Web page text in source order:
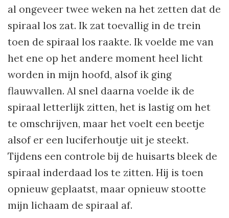
al ongeveer twee weken na het zetten dat de
spiraal los zat. Ik zat toevallig in de trein
toen de spiraal los raakte. Ik voelde me van
het ene op het andere moment heel licht
worden in mijn hoofd, alsof ik ging
flauwvallen. Al snel daarna voelde ik de
spiraal letterlijk zitten, het is lastig om het
te omschrijven, maar het voelt een beetje
alsof er een luciferhoutje uit je steekt.
Tijdens een controle bij de huisarts bleek de
spiraal inderdaad los te zitten. Hij is toen
opnieuw geplaatst, maar opnieuw stootte
mijn lichaam de spiraal af.